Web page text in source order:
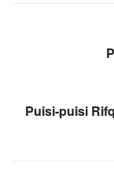
Puisi-puisi